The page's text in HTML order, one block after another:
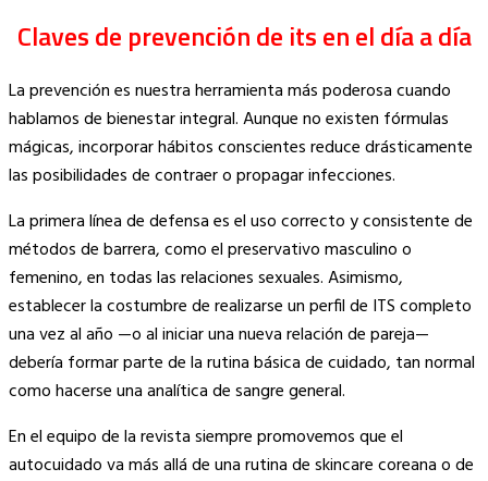
Claves de prevención de its en el día a día
La prevención es nuestra herramienta más poderosa cuando
hablamos de bienestar integral. Aunque no existen fórmulas
mágicas, incorporar hábitos conscientes reduce drásticamente
las posibilidades de contraer o propagar infecciones.
La primera línea de defensa es el uso correcto y consistente de
métodos de barrera, como el preservativo masculino o
femenino, en todas las relaciones sexuales. Asimismo,
establecer la costumbre de realizarse un perfil de ITS completo
una vez al año —o al iniciar una nueva relación de pareja—
debería formar parte de la rutina básica de cuidado, tan normal
como hacerse una analítica de sangre general.
En el equipo de la revista siempre promovemos que el
autocuidado va más allá de una rutina de skincare coreana o de